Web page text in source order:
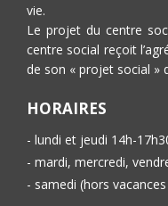
vie.
Le projet du centre
centre social reçoit
de son « projet social »
HORAIRES
- lundi et jeudi 14h-
- mardi, mercredi,
- samedi (hors